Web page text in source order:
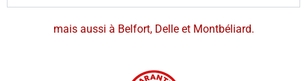
mais aussi à Belfort, Delle et Montbéliard.